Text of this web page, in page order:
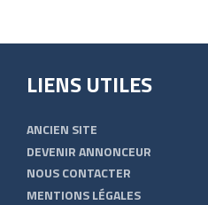
LIENS UTILES
ANCIEN SITE
DEVENIR ANNONCEUR
NOUS CONTACTER
MENTIONS LÉGALES